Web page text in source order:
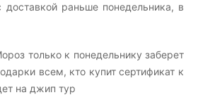
доставкой раньше понедельника, в
только к понедельнику заберет
всем, кто купит сертификат к
на джип тур